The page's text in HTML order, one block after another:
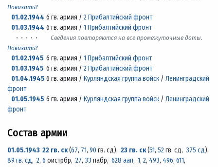
Показать?
01.02.19446 гв. армия /2 Прибалтийский фронт
01.03.19446 гв. армия /1 Прибалтийский фронт
· · · · ·
Сведения повторяются на все промежуточные даты.
Показать?
01.02.19456 гв. армия /1 Прибалтийский фронт
01.03.19456 гв. армия /2 Прибалтийский фронт
01.04.19456 гв. армия /Курляндская группа войск /Ленинградский
фронт
01.05.19456 гв. армия /Курляндская группа войск /Ленинградский
фронт
Состав армии
01.05.1943 22 гв. ск(67, 71,90 гв. сд),23 гв. ск(51,52гв. сд,375 сд),
89 гв. сд, 2, 6 оистрбр, 27, 33 пабр, 628 аап, 1, 2, 493, 496, 611,